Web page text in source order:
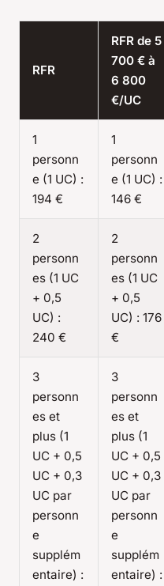
RFR
RFR de 5
700 € à
6 800
€/UC
1
personn
e (1 UC) :
194 €
1
personn
e (1 UC) :
146 €
2
personn
es (1 UC
+ 0,5
UC) :
240 €
2
personn
es (1 UC
+ 0,5
UC) : 176
€
3
personn
es et
plus (1
UC + 0,5
UC + 0,3
UC par
personn
e
supplém
entaire) :
3
personn
es et
plus (1
UC + 0,5
UC + 0,3
UC par
personn
e
supplém
entaire) :